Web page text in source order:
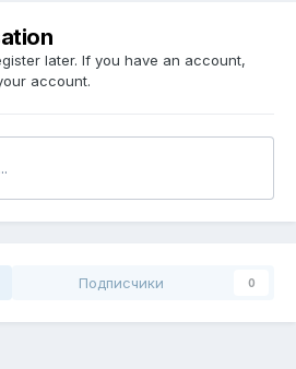
later. If you have an account,
account.
Подписчики 0